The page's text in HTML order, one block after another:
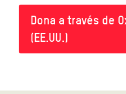
Dona a través de
(EE.UU.)